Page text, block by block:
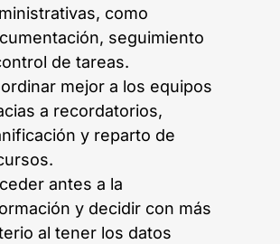
como
seguimiento
de tareas.
mejor a los equipos
a recordatorios,
y reparto de
antes a la
y decidir con más
al tener los datos